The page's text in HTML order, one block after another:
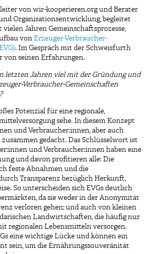
von wir-kooperieren.org und Berater
Organisationsentwicklung, begleitet
Jahren Gemeinschaftsprozesse,
von Erzeuger-Verbraucher-
. Im Gespräch mit der Schweisfurth
von seinen Erfahrungen.
letzten Jahren viel mit der Gründung und
Verbraucher-Gemeinschaften
Potenzial für eine regionale,
sehe. In diesem Konzept
und Verbraucher:innen, aber auch
gedacht. Das Schlüsselwort ist
und Verbraucher:innen haben eine
und davon profitieren alle: Die
feste Abnahmen und die
Transparenz bezüglich Herkunft,
So unterscheiden sich EVGs deutlich
da sie weder in der Anonymität
verloren gehen; und auch von kleinen
Landwirtschaften, die häufig nur
regionalen Lebensmitteln versorgen.
eine wichtige Lücke und können ein
sein, um die Ernährungssouveränität